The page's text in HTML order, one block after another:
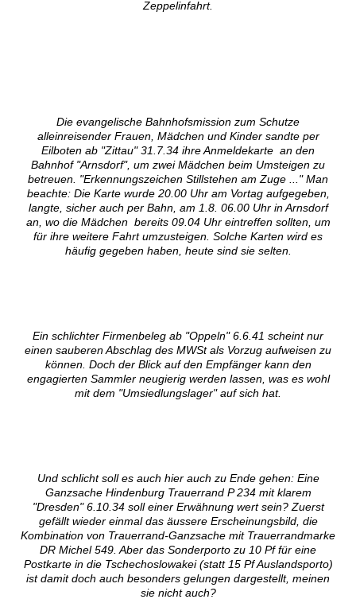
Zeppelinfahrt.
Die evangelische Bahnhofsmission zum Schutze
alleinreisender Frauen, Mädchen und Kinder sandte per
Eilboten ab "Zittau" 31.7.34 ihre Anmeldekarte an den
Bahnhof "Arnsdorf", um zwei Mädchen beim Umsteigen zu
betreuen. "Erkennungszeichen Stillstehen am Zuge ..." Man
beachte: Die Karte wurde 20.00 Uhr am Vortag aufgegeben,
langte, sicher auch per Bahn, am 1.8. 06.00 Uhr in Arnsdorf
an, wo die Mädchen bereits 09.04 Uhr eintreffen sollten, um
für ihre weitere Fahrt umzusteigen. Solche Karten wird es
häufig gegeben haben, heute sind sie selten.
Ein schlichter Firmenbeleg ab "Oppeln" 6.6.41 scheint nur
einen sauberen Abschlag des MWSt als Vorzug aufweisen zu
können. Doch der Blick auf den Empfänger kann den
engagierten Sammler neugierig werden lassen, was es wohl
mit dem "Umsiedlungslager" auf sich hat.
Und schlicht soll es auch hier auch zu Ende gehen: Eine
Ganzsache Hindenburg Trauerrand P 234 mit klarem
"Dresden" 6.10.34 soll einer Erwähnung wert sein? Zuerst
gefällt wieder einmal das äussere Erscheinungsbild, die
Kombination von Trauerrand-Ganzsache mit Trauerrandmarke
DR Michel 549. Aber das Sonderporto zu 10 Pf für eine
Postkarte in die Tschechoslowakei (statt 15 Pf Auslandsporto)
ist damit doch auch besonders gelungen dargestellt, meinen
sie nicht auch?